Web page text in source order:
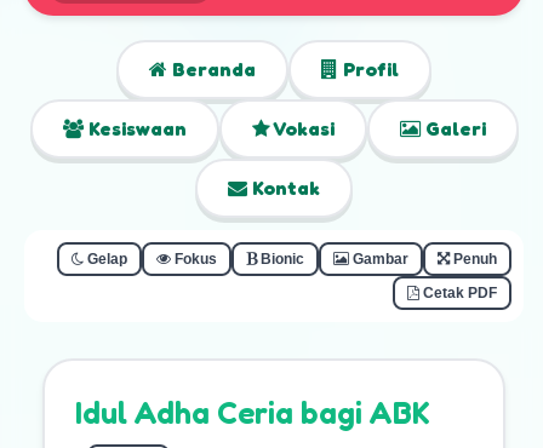
Beranda Profil
Kesiswaan Vokasi Galeri
Kontak
Gelap Fokus Bionic Gambar
Penuh
Cetak PDF
Idul Adha Ceria bagi ABK